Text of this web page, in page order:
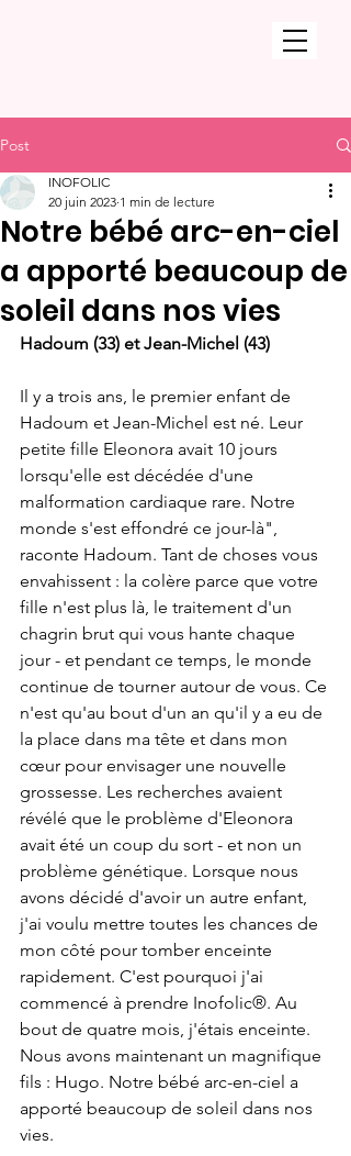
Post
Notre bébé arc-en-ciel
a apporté beaucoup de
soleil dans nos vies
INOFOLIC
20 juin 2023 1 min de lecture
Hadoum (33) et Jean-Michel (43)
Il y a trois ans, le premier enfant de
Hadoum et Jean-Michel est né. Leur
petite fille Eleonora avait 10 jours
lorsqu'elle est décédée d'une
malformation cardiaque rare. Notre
monde s'est effondré ce jour-là",
raconte Hadoum. Tant de choses vous
envahissent : la colère parce que votre
fille n'est plus là, le traitement d'un
chagrin brut qui vous hante chaque
jour - et pendant ce temps, le monde
continue de tourner autour de vous. Ce
n'est qu'au bout d'un an qu'il y a eu de
la place dans ma tête et dans mon
cœur pour envisager une nouvelle
grossesse. Les recherches avaient
révélé que le problème d'Eleonora
avait été un coup du sort - et non un
problème génétique. Lorsque nous
avons décidé d'avoir un autre enfant,
j'ai voulu mettre toutes les chances de
mon côté pour tomber enceinte
rapidement. C'est pourquoi j'ai
commencé à prendre Inofolic®. Au
bout de quatre mois, j'étais enceinte.
Nous avons maintenant un magnifique
fils : Hugo. Notre bébé arc-en-ciel a
apporté beaucoup de soleil dans nos
vies.